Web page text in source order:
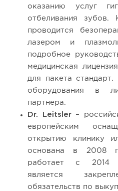
оказанию услуг
отбеливания
проводится
лазером и
подробное
медицинская
для пакета
оборудования в
партнера.
Dr. Leitsler–
европейским
открытию клинику
основана в 2008
работает с 2014
является
обязательств по